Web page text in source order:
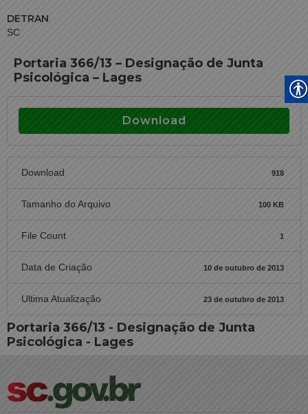
DETRAN
SC
Portaria 366/13 – Designação de Junta
Psicológica – Lages
Download
Download 918
Tamanho do Arquivo 100 KB
File Count 1
Data de Criação 10 de outubro de 2013
Ultima Atualização 23 de outubro de 2013
Portaria 366/13 - Designação de Junta
Psicológica - Lages